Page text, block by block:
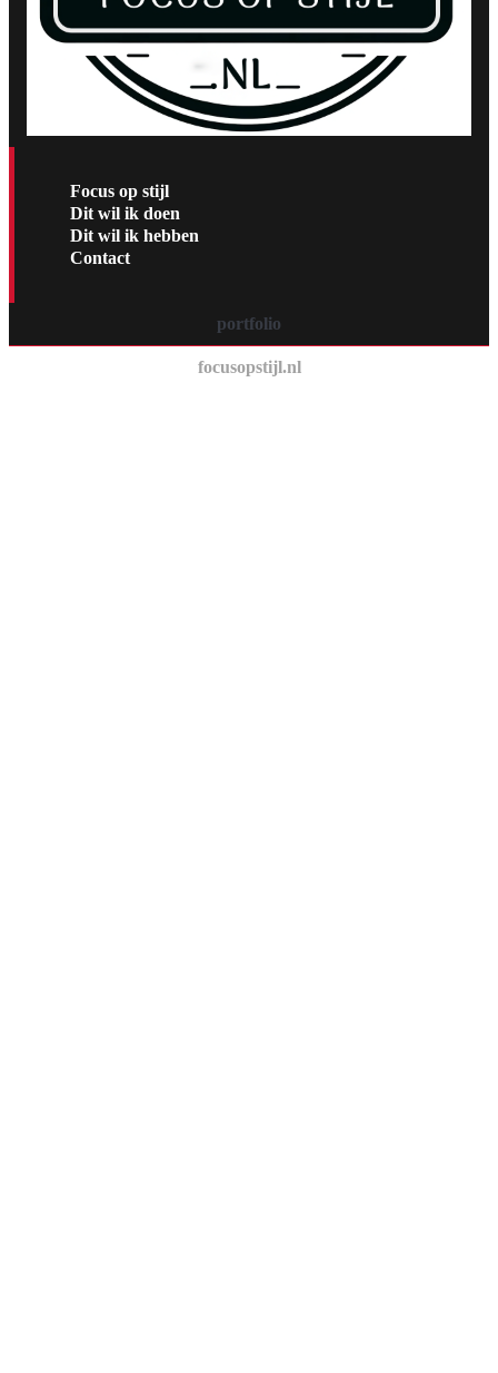
Focus op stijl
Dit wil ik doen
Dit wil ik hebben
Contact
portfolio
focusopstijl.nl